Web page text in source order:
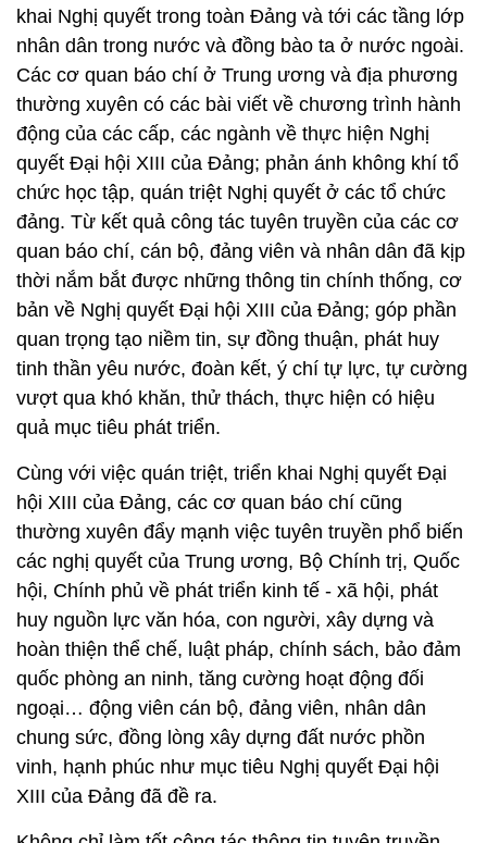
khai Nghị quyết trong toàn Đảng và tới các tầng lớp
nhân dân trong nước và đồng bào ta ở nước ngoài.
Các cơ quan báo chí ở Trung ương và địa phương
thường xuyên có các bài viết về chương trình hành
động của các cấp, các ngành về thực hiện Nghị
quyết Đại hội XIII của Đảng; phản ánh không khí tổ
chức học tập, quán triệt Nghị quyết ở các tổ chức
đảng. Từ kết quả công tác tuyên truyền của các cơ
quan báo chí, cán bộ, đảng viên và nhân dân đã kịp
thời nắm bắt được những thông tin chính thống, cơ
bản về Nghị quyết Đại hội XIII của Đảng; góp phần
quan trọng tạo niềm tin, sự đồng thuận, phát huy
tinh thần yêu nước, đoàn kết, ý chí tự lực, tự cường
vượt qua khó khăn, thử thách, thực hiện có hiệu
quả mục tiêu phát triển.
Cùng với việc quán triệt, triển khai Nghị quyết Đại
hội XIII của Đảng, các cơ quan báo chí cũng
thường xuyên đẩy mạnh việc tuyên truyền phổ biến
các nghị quyết của Trung ương, Bộ Chính trị, Quốc
hội, Chính phủ về phát triển kinh tế - xã hội, phát
huy nguồn lực văn hóa, con người, xây dựng và
hoàn thiện thể chế, luật pháp, chính sách, bảo đảm
quốc phòng an ninh, tăng cường hoạt động đối
ngoại… động viên cán bộ, đảng viên, nhân dân
chung sức, đồng lòng xây dựng đất nước phồn
vinh, hạnh phúc như mục tiêu Nghị quyết Đại hội
XIII của Đảng đã đề ra.